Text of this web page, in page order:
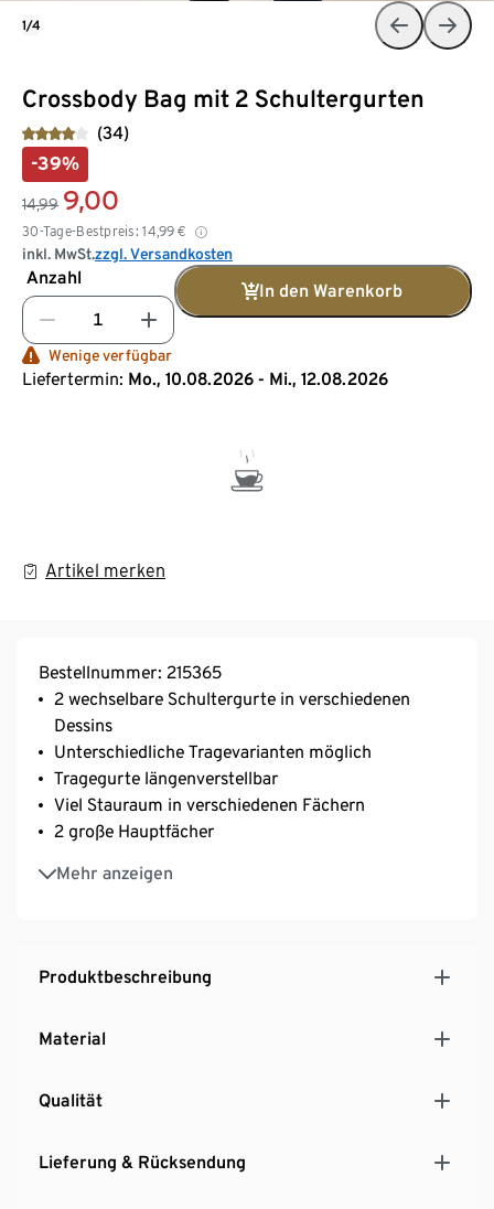
Crossbody Bag mit 2 Schultergurten
(34)
-39%
14,99 9,00
30-Tage-Bestpreis: 14,99 €
inkl. MwSt.zzgl. Versandkosten
Anzahl
In den Warenkorb
Wenige verfügbar
Liefertermin: Mo., 10.08.2026 - Mi., 12.08.2026
Artikel merken
1/4
Bestellnummer: 215365
2 wechselbare Schultergurte in verschiedenen
Dessins
Unterschiedliche Tragevarianten möglich
Tragegurte längenverstellbar
Viel Stauraum in verschiedenen Fächern
2 große Hauptfächer
Mehr anzeigen
Reißverschlussfach an der Vorderseite
3 Kartenfächer innen
Produktbeschreibung
Material
Qualität
Lieferung & Rücksendung